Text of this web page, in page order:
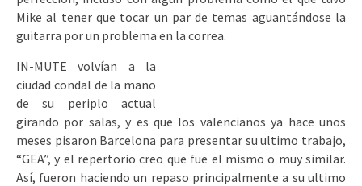
Mike al tener que tocar un par de temas aguantándose la
guitarra por un problema en la correa.
IN-MUTE volvían a la
ciudad condal de la mano
de su periplo actual
girando por salas, y es que los valencianos ya hace unos
meses pisaron Barcelona para presentar su ultimo trabajo,
“GEA”, y el repertorio creo que fue el mismo o muy similar.
Así, fueron haciendo un repaso principalmente a su ultimo